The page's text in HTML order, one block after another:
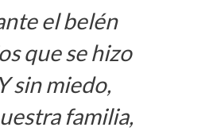
el belén
que se hizo
sin miedo,
familia,